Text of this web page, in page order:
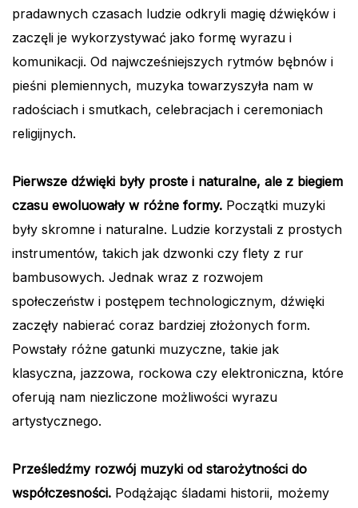
pradawnych czasach ludzie odkryli magię dźwięków i
zaczęli je wykorzystywać jako formę wyrazu i
komunikacji. Od najwcześniejszych rytmów bębnów i
pieśni plemiennych, muzyka towarzyszyła nam w
radościach i smutkach, celebracjach i ceremoniach
religijnych.
Pierwsze dźwięki były proste i naturalne, ale z biegiem
czasu ewoluowały w różne formy. Początki muzyki
były skromne i naturalne. Ludzie korzystali z prostych
instrumentów, takich jak dzwonki czy flety z rur
bambusowych. Jednak wraz z rozwojem
społeczeństw i postępem technologicznym, dźwięki
zaczęły nabierać coraz bardziej złożonych form.
Powstały różne gatunki muzyczne, takie jak
klasyczna, jazzowa, rockowa czy elektroniczna, które
oferują nam niezliczone możliwości wyrazu
artystycznego.
Prześledźmy rozwój muzyki od starożytności do
współczesności. Podążając śladami historii, możemy